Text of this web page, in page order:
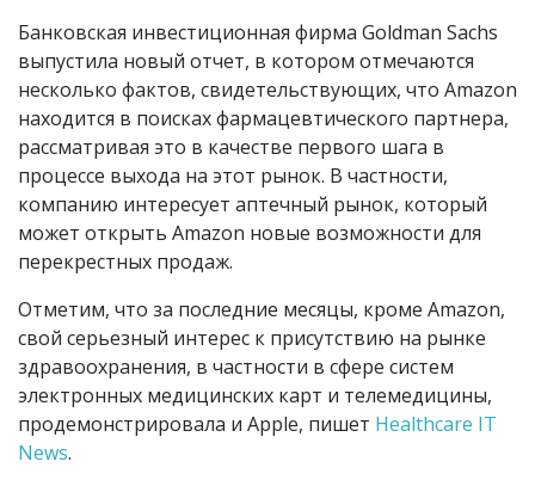
Банковская инвестиционная фирма Goldman Sachs
выпустила новый отчет, в котором отмечаются
несколько фактов, свидетельствующих, что Amazon
находится в поисках фармацевтического партнера,
рассматривая это в качестве первого шага в
процессе выхода на этот рынок. В частности,
компанию интересует аптечный рынок, который
может открыть Amazon новые возможности для
перекрестных продаж.
Отметим, что за последние месяцы, кроме Amazon,
свой серьезный интерес к присутствию на рынке
здравоохранения, в частности в сфере систем
электронных медицинских карт и телемедицины,
продемонстрировала и Apple, пишет Healthcare IT
News.